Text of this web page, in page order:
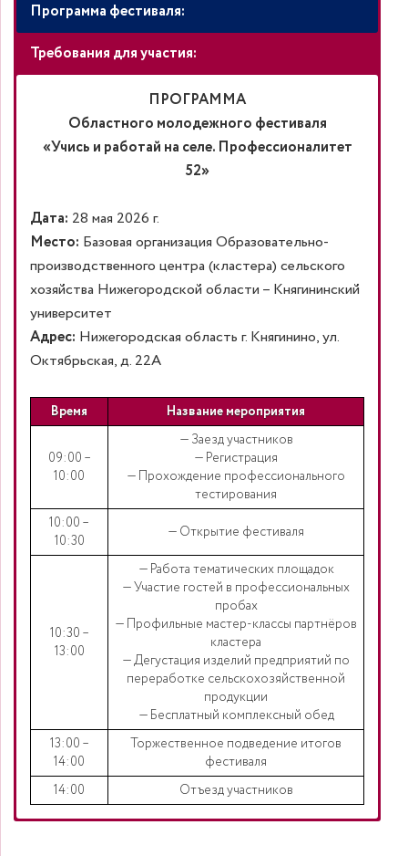
Программа фестиваля:
Требования для участия:
ПРОГРАММА
Областного молодежного фестиваля
«Учись и работай на селе. Профессионалитет
52»
Дата: 28 мая 2026 г.
Место: Базовая организация Образовательно-
производственного центра (кластера) сельского
хозяйства Нижегородской области – Княгининский
университет
Адрес: Нижегородская область г. Княгинино, ул.
Октябрьская, д. 22А
Время Название мероприятия
09:00 –
10:00
— Заезд участников
— Регистрация
— Прохождение профессионального
тестирования
10:00 –
10:30
— Открытие фестиваля
10:30 –
13:00
— Работа тематических площадок
— Участие гостей в профессиональных
пробах
— Профильные мастер-классы партнёров
кластера
— Дегустация изделий предприятий по
переработке сельскохозяйственной
продукции
— Бесплатный комплексный обед
13:00 –
14:00
Торжественное подведение итогов
фестиваля
14:00
Отъезд участников